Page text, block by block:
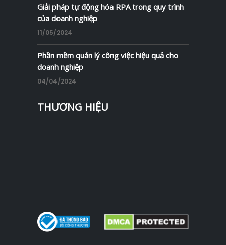
Giải pháp tự động hóa RPA trong quy trình
của doanh nghiệp
11/05/2024
Phần mềm quản lý công việc hiệu quả cho
doanh nghiệp
04/04/2024
THƯƠNG HIỆU